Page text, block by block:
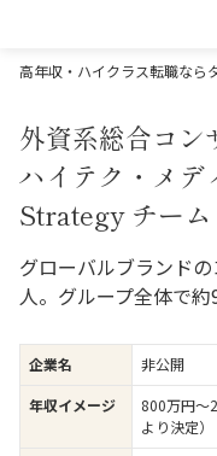
高年収・ハイクラス転職なら
外資系総合コン
ハイテク・メデ
Strategy チーム
グローバルブランド
人。グループ全体で約
企業名
非公開
年収イメージ
800万円〜
より決定）